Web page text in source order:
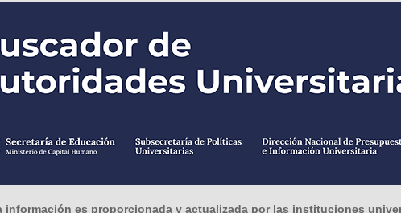
información es proporcionada y actualizada por las instituciones